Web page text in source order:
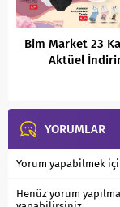
Bim Market 23
Aktüel
YORUMLAR
Yorum yapabilmek
Henüz yorum